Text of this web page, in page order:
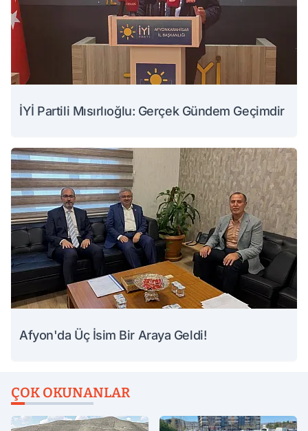
İYİ Partili Mısırlıoğlu: Gerçek Gündem Geçimdir
Afyon'da Üç İsim Bir Araya Geldi!
ÇOK OKUNANLAR